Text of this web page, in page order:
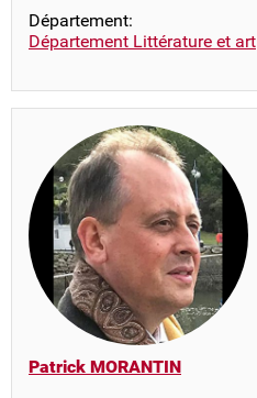
Département:
Département Littérature et art
Patrick MORANTIN